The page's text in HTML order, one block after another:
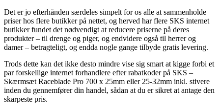
Det er jo efterhånden særdeles simpelt for os alle at sammenholde
priser hos flere butikker på nettet, og herved har flere SKS internet
butikker fundet det nødvendigt at reducere priserne på deres
produkter – til drenge og piger, og endvidere også til herrer og
damer – betragteligt, og endda nogle gange tilbyde gratis levering.
Trods dette kan det ikke desto mindre vise sig smart at kigge forbi et
par forskellige internet forhandlere efter rabatkoder på SKS –
Skærmsæt Raceblade Pro 700 x 25mm eller 25-32mm inkl. stivere
inden du gennemfører din handel, sådan at du er sikret at antage den
skarpeste pris.